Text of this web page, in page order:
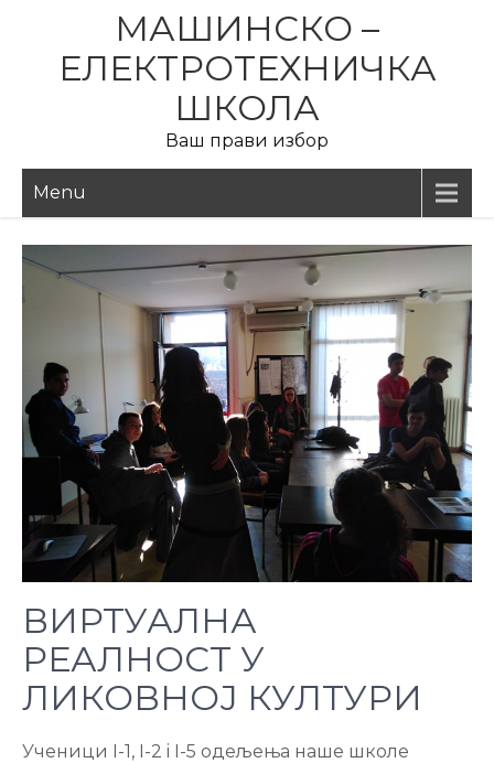
content
МАШИНСКО –
ЕЛЕКТРОТЕХНИЧКА
ШКОЛА
Ваш прави избор
Menu
ВИРТУАЛНА
РЕАЛНОСТ У
ЛИКОВНОЈ КУЛТУРИ
Ученици I-1, I-2 i I-5 одељења наше школе